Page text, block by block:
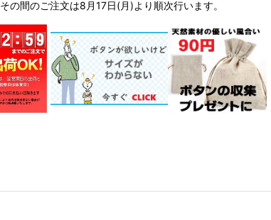
その間のご注文は8月17日(月)より順次行います。